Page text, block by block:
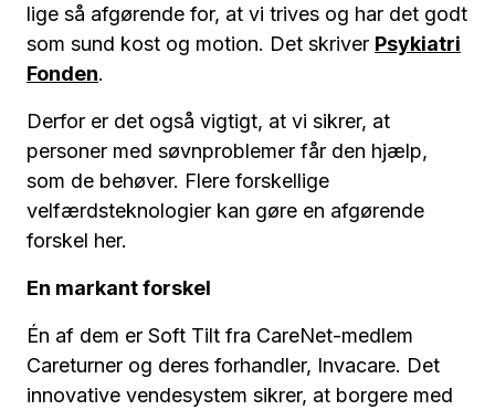
lige så afgørende for, at vi trives og har det godt
som sund kost og motion. Det skriver Psykiatri
Fonden.
Derfor er det også vigtigt, at vi sikrer, at
personer med søvnproblemer får den hjælp,
som de behøver. Flere forskellige
velfærdsteknologier kan gøre en afgørende
forskel her.
En markant forskel
Én af dem er Soft Tilt fra CareNet-medlem
Careturner og deres forhandler, Invacare. Det
innovative vendesystem sikrer, at borgere med